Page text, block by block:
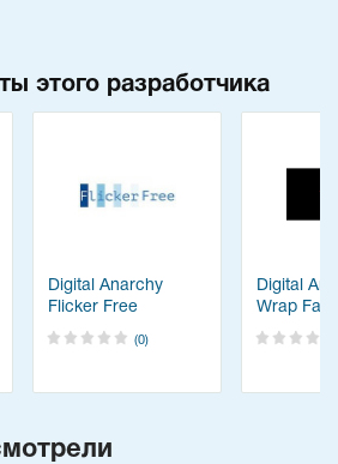
этого разработчика
Digital Anarchy
Flicker Free
(0)
Digital
Wrap